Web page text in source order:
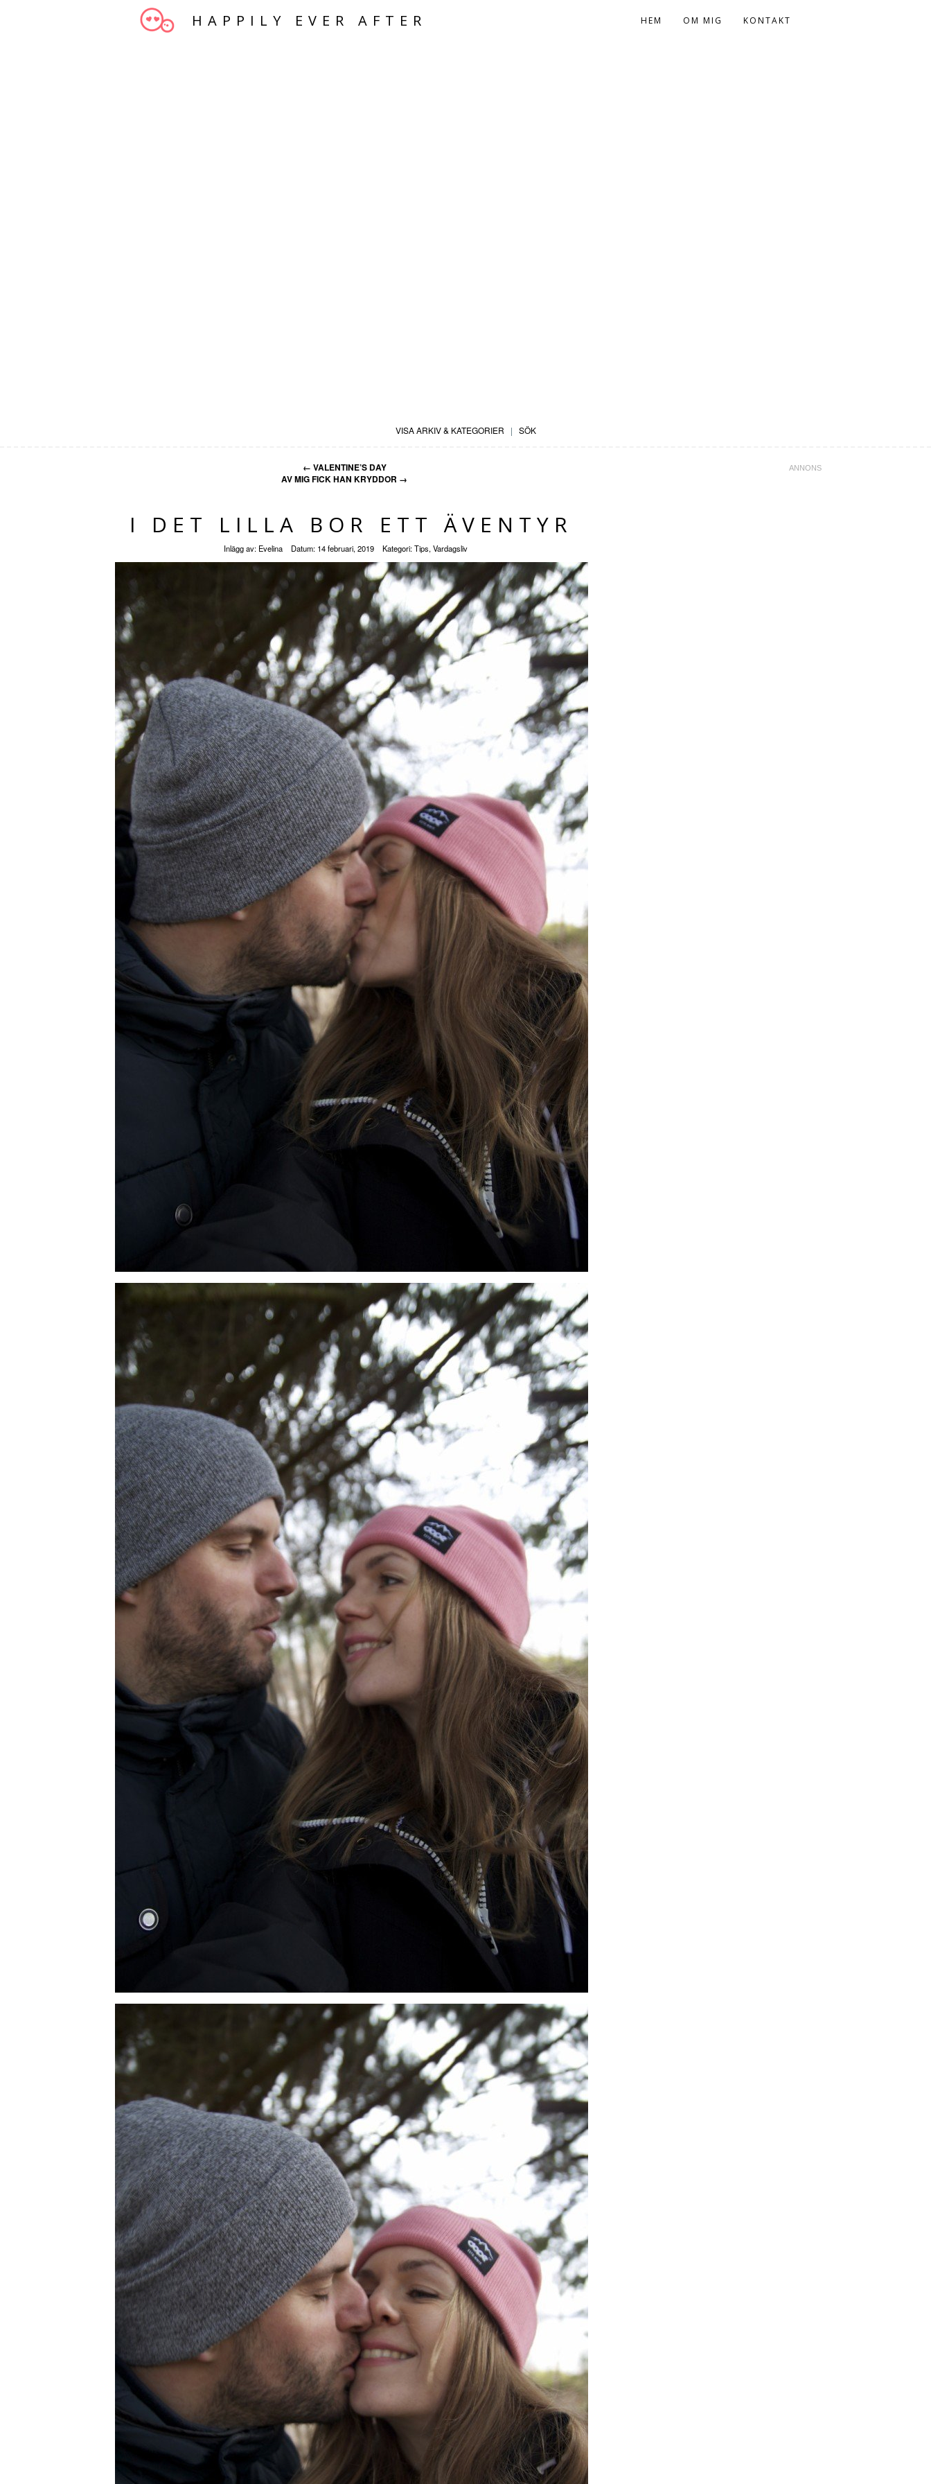
HAPPILY EVER AFTER HEM OM MIG KONTAKT
VISA ARKIV & KATEGORIER | SÖK
← VALENTINE’S DAY
AV MIG FICK HAN KRYDDOR →
I DET LILLA BOR ETT ÄVENTYR
Inlägg av: Evelina Datum: 14 februari, 2019 Kategori:Tips, Vardagsliv